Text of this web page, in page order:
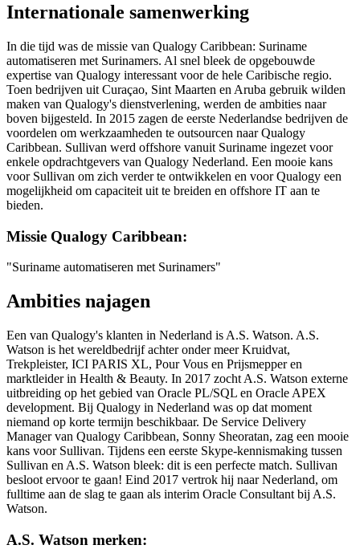
Internationale samenwerking
In die tijd was de missie van Qualogy Caribbean: Suriname
automatiseren met Surinamers. Al snel bleek de opgebouwde
expertise van Qualogy interessant voor de hele Caribische regio.
Toen bedrijven uit Curaçao, Sint Maarten en Aruba gebruik wilden
maken van Qualogy's dienstverlening, werden de ambities naar
boven bijgesteld. In 2015 zagen de eerste Nederlandse bedrijven de
voordelen om werkzaamheden te outsourcen naar Qualogy
Caribbean. Sullivan werd offshore vanuit Suriname ingezet voor
enkele opdrachtgevers van Qualogy Nederland. Een mooie kans
voor Sullivan om zich verder te ontwikkelen en voor Qualogy een
mogelijkheid om capaciteit uit te breiden en offshore IT aan te
bieden.
Missie Qualogy Caribbean:
"Suriname automatiseren met Surinamers"
Ambities najagen
Een van Qualogy's klanten in Nederland is A.S. Watson. A.S.
Watson is het wereldbedrijf achter onder meer Kruidvat,
Trekpleister, ICI PARIS XL, Pour Vous en Prijsmepper en
marktleider in Health & Beauty. In 2017 zocht A.S. Watson externe
uitbreiding op het gebied van Oracle PL/SQL en Oracle APEX
development. Bij Qualogy in Nederland was op dat moment
niemand op korte termijn beschikbaar. De Service Delivery
Manager van Qualogy Caribbean, Sonny Sheoratan, zag een mooie
kans voor Sullivan. Tijdens een eerste Skype-kennismaking tussen
Sullivan en A.S. Watson bleek: dit is een perfecte match. Sullivan
besloot ervoor te gaan! Eind 2017 vertrok hij naar Nederland, om
fulltime aan de slag te gaan als interim Oracle Consultant bij A.S.
Watson.
A.S. Watson merken: